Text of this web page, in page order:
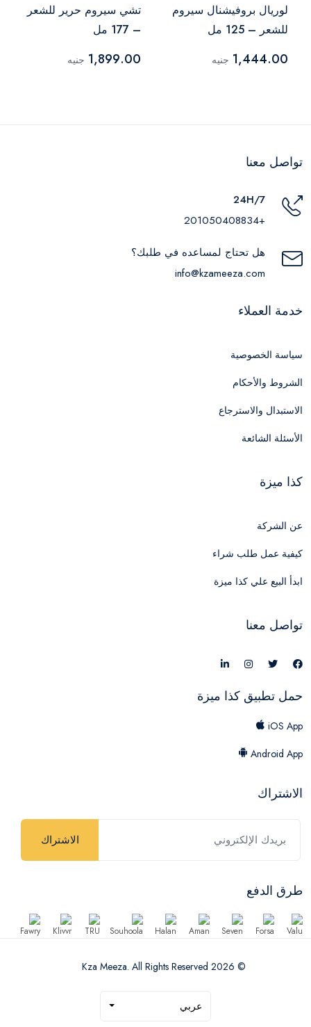
لوريال بروفيشنال سيروم
للشعر – 125 مل
1,444.00 جنيه
تشي سيروم حرير للشعر
– 177 مل
1,899.00 جنيه
تواصل معنا
24H/7
+201050408834
هل تحتاج لمساعده في طلبك؟
info@kzameeza.com
خدمة العملاء
سياسة الخصوصية
الشروط والأحكام
الاستبدال والاسترجاع
الأسئلة الشائعة
كذا ميزة
عن الشركة
كيفية عمل طلب شراء
ابدأ البيع علي كذا ميزة
تواصل معنا
حمل تطبيق كذا ميزة
iOS App
Android App
الاشتراك
الاشتراك
طرق الدفع
© 2026 Kza Meeza. All Rights Reserved
عربي